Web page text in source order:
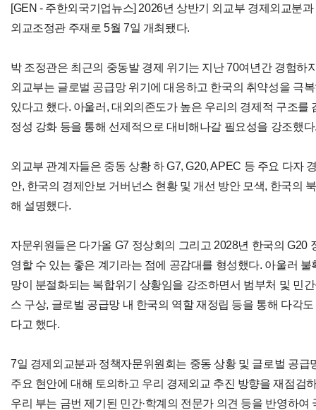
[GEN - 주한외국기업뉴스] 2026년 상반기 외교부 경제외교분
외교조정관 주재로 5월 7일 개최됐다.
박 조정관은 최근의 중동발 경제 위기는 지난 70여년간 경험하
외교부는 글로벌 공급망 위기에 대응하고 한국의 취약성을 극
있다고 했다. 아울러, 대외의존도가 높은 우리의 경제적 구조를
정성 강화 등을 통해 선제적으로 대비해나갈 필요성을 강조했다
외교부 관계자들은 중동 상황 하 G7, G20, APEC 등 주요 다자
안, 한국의 경제안보 거버넌스 현황 및 개선 방안 모색, 한국의
해 설명했다.
자문위원들은 다가올 G7 정상회의 그리고 2028년 한국의 G20
영할 수 있는 좋은 계기라는 점에 공감대를 형성했다. 아울러
망이 분절화되는 복합위기 상황임을 강조하면서 범부처 및 민
스 구상, 글로벌 공급망 내 한국의 역할 재정립 등을 통해 다각
다고 했다.
7일 경제외교분과 정책자문위원회는 중동 상황 및 글로벌 공급
주요 현안에 대해 토의하고 우리 경제외교 추진 방향을 재점검
우리 부는 금번 제기된 민간·학계의 전문가 의견 등을 반영하